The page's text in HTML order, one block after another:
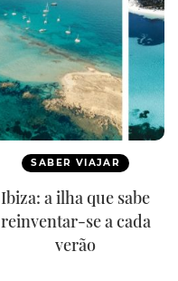
SABER VIAJAR
Ibiza: a ilha que sabe
reinventar-se a cada
verão